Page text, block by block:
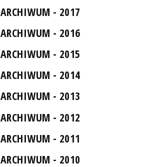
ARCHIWUM - 2017
ARCHIWUM - 2016
ARCHIWUM - 2015
ARCHIWUM - 2014
ARCHIWUM - 2013
ARCHIWUM - 2012
ARCHIWUM - 2011
ARCHIWUM - 2010